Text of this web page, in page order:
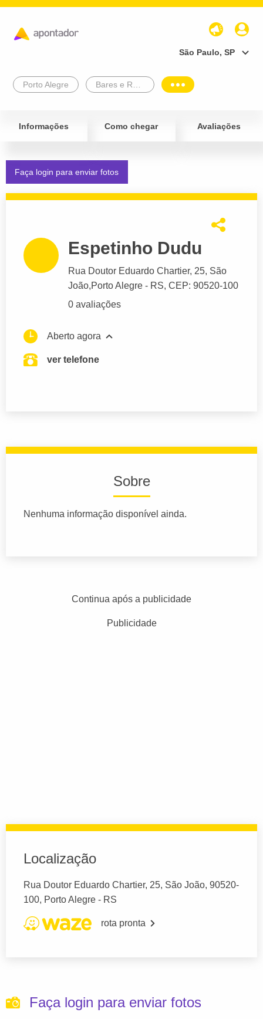
São Paulo, SP
Porto Alegre
Informações Como chegar Avaliações
Faça login para enviar fotos
Espetinho Dudu
Rua Doutor Eduardo Chartier, 25, São
João,Porto Alegre - RS, CEP: 90520-100
0 avaliações
Aberto agora
ver telefone
Sobre
Nenhuma informação disponível ainda.
Continua após a publicidade
Publicidade
Localização
Rua Doutor Eduardo Chartier, 25, São João, 90520-
100, Porto Alegre - RS
rota pronta
Faça login para enviar fotos